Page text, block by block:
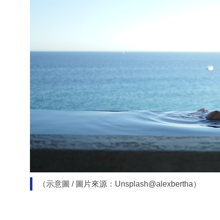
（示意圖 / 圖片來源：Unsplash@alexbertha）